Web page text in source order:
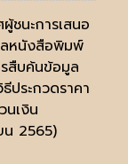
ชนะการเสนอ
ลหนังสือพิมพ์
สืบค้นข้อมูล
ประกวดราคา
เงิน
น 2565)